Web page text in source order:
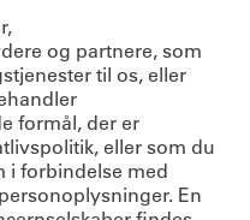
og partnere, som
til os, eller
formål, der er
eller som du
i forbindelse med
En